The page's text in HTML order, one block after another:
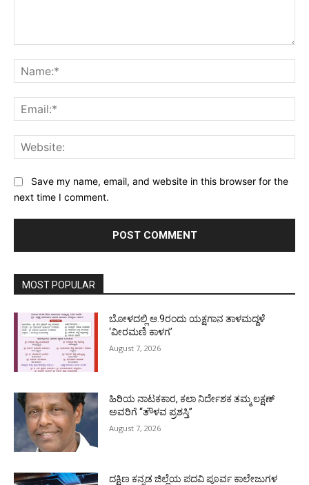
Save my name, email, and website in this browser for the
next time I comment.
MOST POPULAR
ಬೋಳದಲ್ಲಿ ಆ.9ರಂದು ಯಕ್ಷಗಾನ ತಾಳಮದ್ದಳೆ
‘ವೀರಮಣಿ ಕಾಳಗ’
August 7, 2026
ಹಿರಿಯ ನಾಟಕಕಾರ, ಕಲಾ ನಿರ್ದೇಶಕ ತಮ್ಮ ಲಕ್ಷಣ್
ಅವರಿಗೆ “ತೌಳವ ಪ್ರಶಸ್ತಿ”
August 7, 2026
ದಕ್ಷಿಣ ಕನ್ನಡ ಜಿಲ್ಲೆಯ ಪದವಿ ಪೂರ್ವ ಕಾಲೇಜುಗಳ